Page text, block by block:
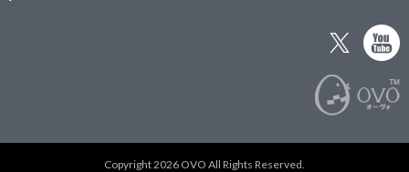
Copyright 2026 OVO All Rights Reserved.